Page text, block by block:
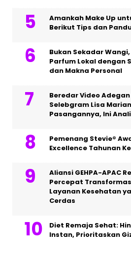
Amankah Make Up
Berikut Tips dan
Bukan Sekadar
Parfum Lokal dengan
dan Makna Personal
Beredar Video
Selebgram Lisa
Pasangannya, Ini
Pemenang Stevie®
Excellence Tahunan
Aliansi GEHPA-APAC
Percepat
Layanan Kesehatan
Cerdas
Diet Remaja Sehat:
Instan, Prioritaskan